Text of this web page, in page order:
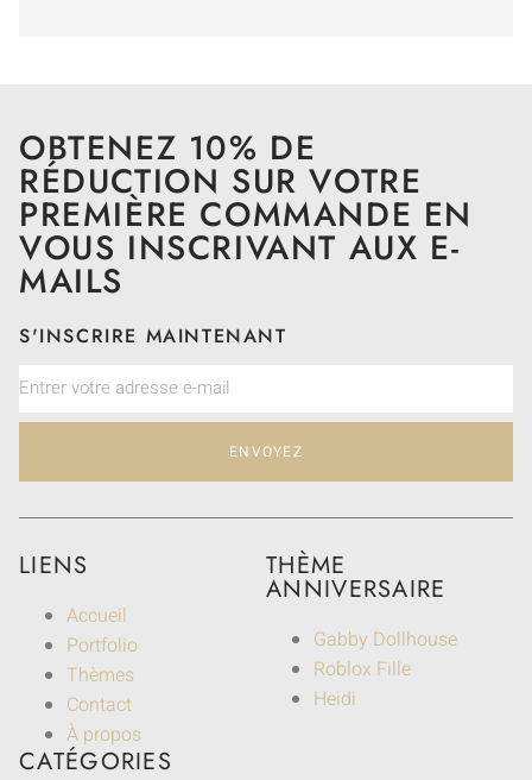
OBTENEZ 10% DE
RÉDUCTION SUR VOTRE
PREMIÈRE COMMANDE EN
VOUS INSCRIVANT AUX E-
MAILS
S'INSCRIRE MAINTENANT
ENVOYEZ
LIENS
Accueil
Portfolio
Thèmes
Contact
À propos
THÈME
ANNIVERSAIRE
Gabby Dollhouse
Roblox Fille
Heidi
CATÉGORIES